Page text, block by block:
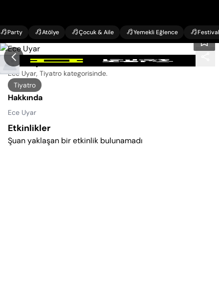
Party Atölye Çocuk & Aile Yemekli Eğlence Festival
Ece Uyar Etkinlikleri
Ece Uyar, Tiyatro kategorisinde.
Tiyatro
Hakkında
Ece Uyar
Etkinlikler
Şuan yaklaşan bir etkinlik bulunamadı